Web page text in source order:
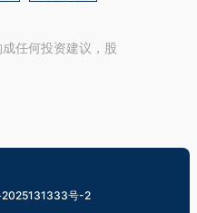
任何投资建议，股
2025131333号-2